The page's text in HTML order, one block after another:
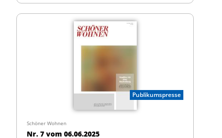
Publikumspresse
Schöner Wohnen
Nr. 7 vom 06.06.2025